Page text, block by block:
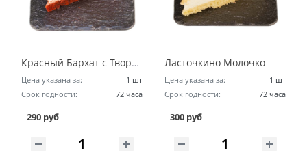
Красный Бархат с Творожным Пломбиром
Цена указана за:
1 шт
Срок годности:
72 часа
290 руб
Ласточкино Молочко
Цена указана за:
1 шт
Срок годности:
72 часа
300 руб